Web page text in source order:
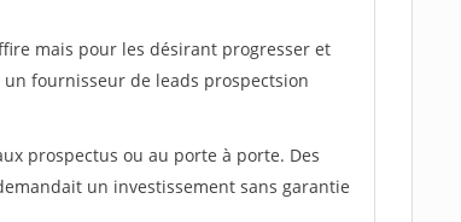
mais pour les désirant progresser et
fournisseur de leads prospectsion
prospectus ou au porte à porte. Des
un investissement sans garantie